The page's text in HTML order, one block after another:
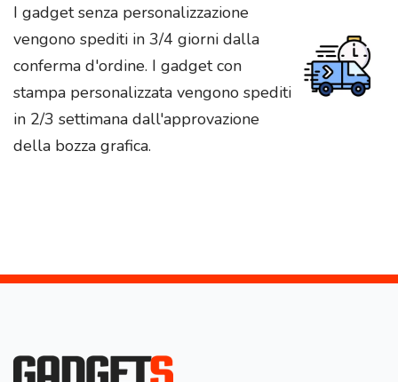
I gadget senza personalizzazione
vengono spediti in 3/4 giorni dalla
conferma d'ordine. I gadget con
stampa personalizzata vengono spediti
in 2/3 settimana dall'approvazione
della bozza grafica.